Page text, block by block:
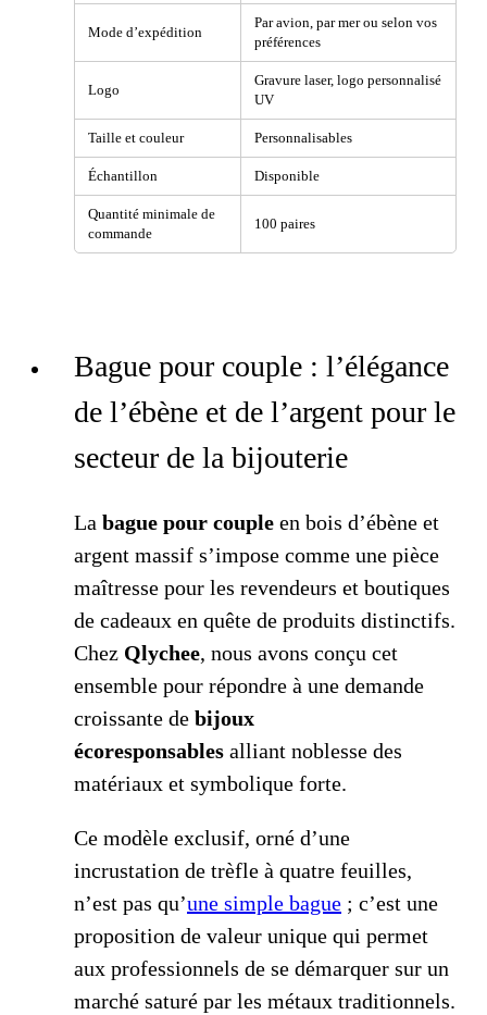
Mode d’expédition
Par avion, par mer ou selon vos
préférences
Logo
Gravure laser, logo personnalisé
UV
Taille et couleur Personnalisables
Échantillon Disponible
Quantité minimale de
commande
100 paires
Bague pour couple : l’élégance
de l’ébène et de l’argent pour le
secteur de la bijouterie
La bague pour couple en bois d’ébène et
argent massif s’impose comme une pièce
maîtresse pour les revendeurs et boutiques
de cadeaux en quête de produits distinctifs.
Chez Qlychee, nous avons conçu cet
ensemble pour répondre à une demande
croissante de bijoux
écoresponsables alliant noblesse des
matériaux et symbolique forte.
Ce modèle exclusif, orné d’une
incrustation de trèfle à quatre feuilles,
n’est pas qu’une simple bague ; c’est une
proposition de valeur unique qui permet
aux professionnels de se démarquer sur un
marché saturé par les métaux traditionnels.